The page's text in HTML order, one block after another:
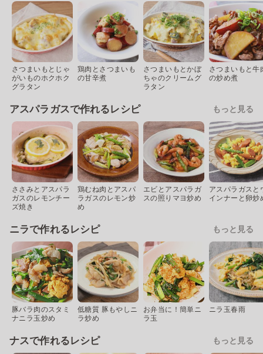
さつまいもとじゃ
がいものホクホク
グラタン
鶏肉とさつまいも
の甘辛煮
さつまいもとかぼ
ちゃのクリームグ
ラタン
さつまいもと牛
の炒め煮
アスパラガスで作れるレシピ もっと見る
ささみとアスパラ
ガスのレモンチー
ズ焼き
鶏むね肉とアスパ
ラガスのレモン炒
め
エビとアスパラガ
スの照りマヨ炒め
アスパラガスと
インナーと卵炒
ニラで作れるレシピ もっと見る
豚バラ肉のスタミ
ナニラ玉炒め
低糖質 豚もやしニ
ラ炒め
お弁当に！簡単ニ
ラ玉
ニラ玉春雨
ナスで作れるレシピ もっと見る